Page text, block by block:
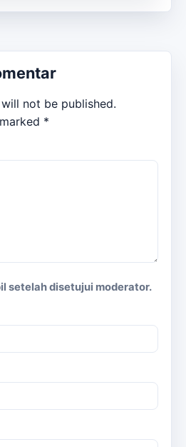
not be published.
*
setelah disetujui moderator.